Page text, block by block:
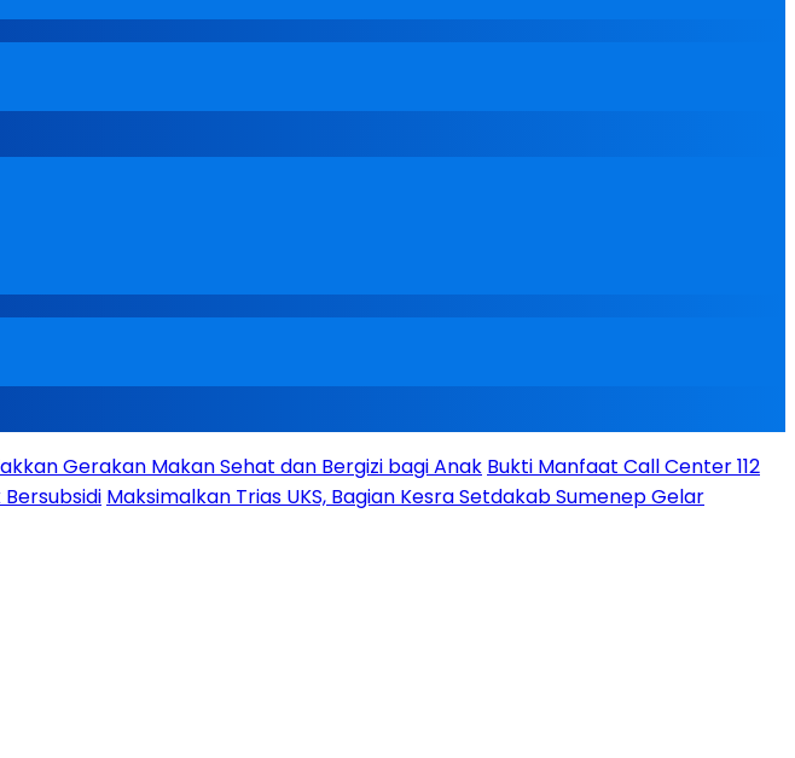
Gerakan Makan Sehat dan Bergizi bagi Anak Bukti Manfaat Call Center 112
Maksimalkan Trias UKS, Bagian Kesra Setdakab Sumenep Gelar